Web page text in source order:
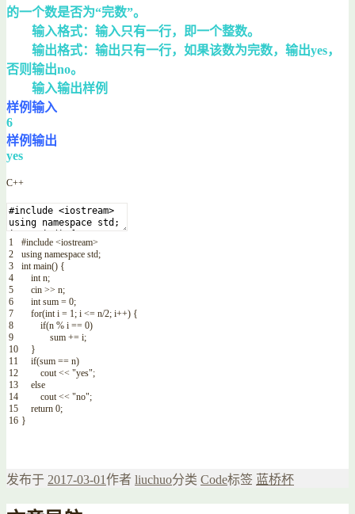
的一个数是否为“完数”。
输入格式：输入只有一行，即一个整数。
输出格式：输出只有一行，如果该数为完数，输出yes，
否则输出no。
输入输出样例
样例输入
6
样例输出
yes
C++
1
2
3
4
5
6
7
8
9
10
11
12
13
14
15
16
#include <iostream>
using namespace std;
int main() {
int n;
cin >> n;
int sum = 0;
for(int i = 1; i <= n/2; i++) {
if(n % i == 0)
sum += i;
}
if(sum == n)
cout << "yes";
else
cout << "no";
return 0;
}
发布于 2017-03-01作者 liuchuo分类 Code标签 蓝桥杯